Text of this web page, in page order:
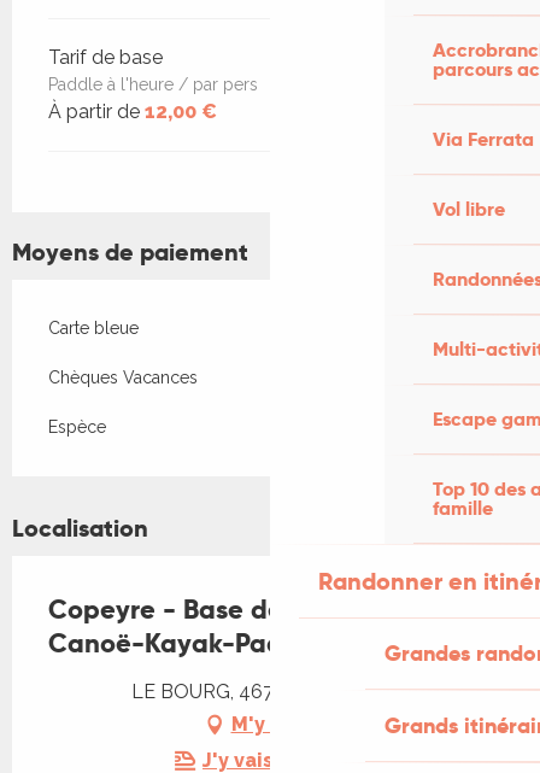
parcours
Via Ferrata
Vol libre
Multi-
Escape
Top 10 des
famille
Randonner en
Grandes
Grands
Tarif de base
Paddle à l'heure / par pers
À partir de 12,00 €
Moyens de paiement
Carte bleue
Chèques Vacances
Espèce
Localisation
Copeyre - Base de Vire-sur-Lot :
Canoë-Kayak-Paddle
LE BOURG, 46700 Vire-sur-Lot
M'y rendre
J'y vais en train !